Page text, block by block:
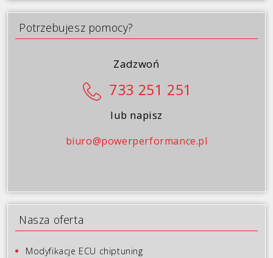
Galeria
Blog
Potrzebujesz pomocy?
Zadzwoń
733 251 251
lub napisz
biuro@powerperformance.pl
Nasza oferta
Modyfikacje ECU chiptuning